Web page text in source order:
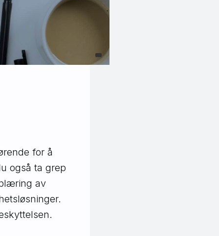
for å
også ta grep
av